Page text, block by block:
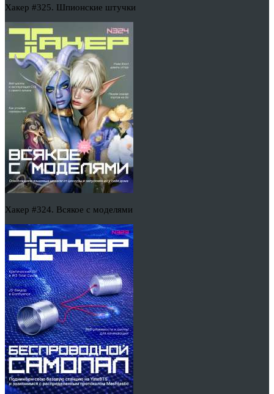
Хакер #325. Шпионские штучки
Хакер #324. Всякое с моделями